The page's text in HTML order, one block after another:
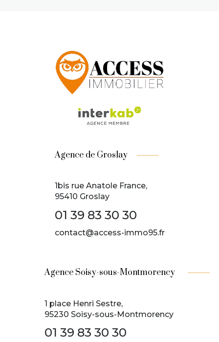
Agence de Groslay
1bis rue Anatole France,
95410 Groslay
01 39 83 30 30
contact@access-immo95.fr
Agence Soisy-sous-Montmorency
1 place Henri Sestre,
95230 Soisy-sous-Montmorency
01 39 83 30 30